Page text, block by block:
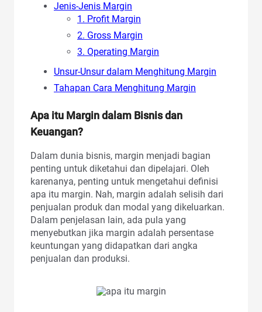
Jenis-Jenis Margin
1. Profit Margin
2. Gross Margin
3. Operating Margin
Unsur-Unsur dalam Menghitung Margin
Tahapan Cara Menghitung Margin
Apa itu Margin dalam Bisnis dan
Keuangan?
Dalam dunia bisnis, margin menjadi bagian
penting untuk diketahui dan dipelajari. Oleh
karenanya, penting untuk mengetahui definisi
apa itu margin. Nah, margin adalah selisih dari
penjualan produk dan modal yang dikeluarkan.
Dalam penjelasan lain, ada pula yang
menyebutkan jika margin adalah persentase
keuntungan yang didapatkan dari angka
penjualan dan produksi.